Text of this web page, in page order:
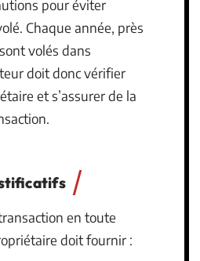
pour éviter
Chaque année, près
volés dans
doit donc vérifier
et s’assurer de la
en toute
doit fournir :